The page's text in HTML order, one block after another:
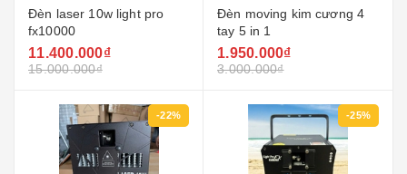
Đèn laser 10w light pro
fx10000
11.400.000₫
15.000.000₫
Đèn moving kim cương 4
tay 5 in 1
1.950.000₫
3.000.000₫
-22% -25%